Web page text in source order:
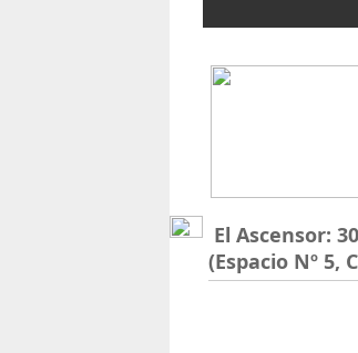
El Ascensor:
(Espacio Nº 5,